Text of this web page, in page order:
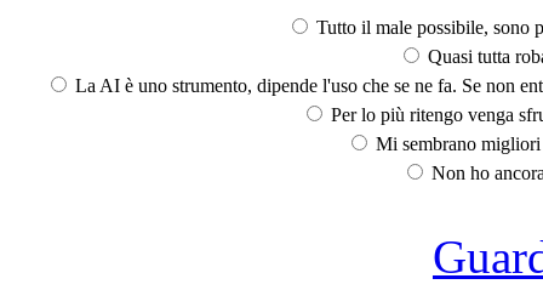
Tutto il male possibile, sono
Quasi tutta
La AI è uno strumento, dipende l'uso che se ne fa. Se non
Per lo più ritengo venga
Mi sembrano
Non ho